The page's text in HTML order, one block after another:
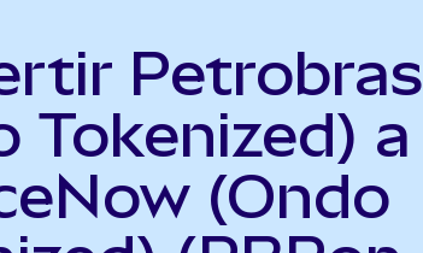
Petrobras
Tokenized) a
(Ondo